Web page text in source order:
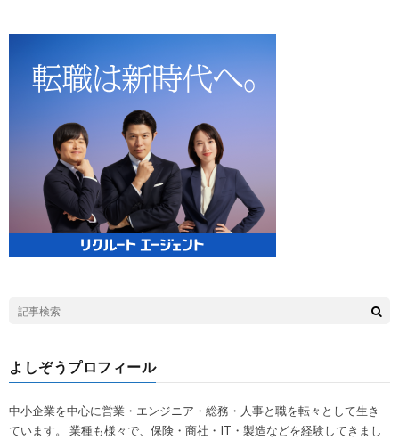
よしぞうプロフィール
中小企業を中心に営業・エンジニア・総務・人事と職を転々として生き
ています。 業種も様々で、保険・商社・IT・製造などを経験してきまし